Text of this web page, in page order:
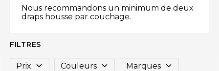
Nous recommandons un minimum de deux
draps housse par couchage.
FILTRES
Prix Couleurs Marques